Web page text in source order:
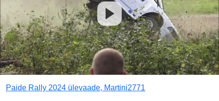
Paide Rally 2024 ülevaade, Martini2771